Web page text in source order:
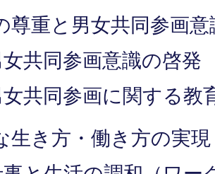
重と男女共同参画意
同参画意識の啓発
同参画に関する教
き方・働き方の実現